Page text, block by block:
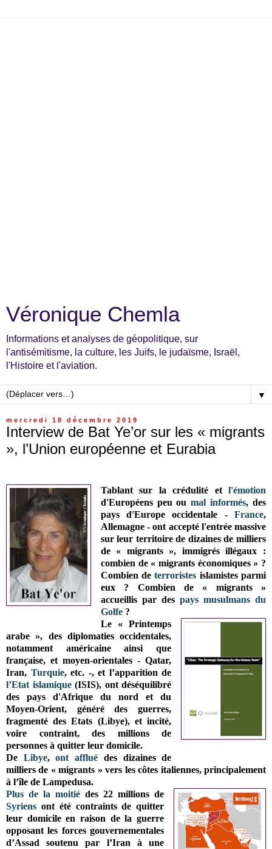
Véronique Chemla
Informations et analyses de géopolitique, sur
l'antisémitisme, la culture, les Juifs, le judaïsme, Israël,
l'Histoire et l'aviation.
▼
mercredi 18 décembre 2019
Interview de Bat Ye’or sur les « migrants
», l’Union européenne et Eurabia
Tablant sur la crédulité et l'émotion
d'Européens peu oumal informés, des
pays d'Europe occidentale - France,
Allemagne - ont accepté l'entrée massive
sur leur territoire de dizaines de milliers
de « migrants », immigrés illégaux :
combien de « migrants économiques » ?
Combien deterroristes islamistes parmi
eux ? Combien de « migrants »
accueillis par des pays musulmans du
Golfe?
Le « Printemps
arabe », des diplomaties occidentales,
notamment américaine ainsi que
française, et moyen-orientales - Qatar,
Iran, Turquie, etc. -, et l’apparition de
l’Etat islamique(ISIS), ont déséquilibré
des pays d'Afrique du nord et du
Moyen-Orient, généré des guerres,
fragmenté des Etats (Libye), et incité,
voire contraint, des millions de
personnes à quitter leur domicile.
De Libye,ont afflué des dizaines de
milliers de « migrants » vers les côtes italiennes, principalement
à l’île de Lampedusa.
Plus de la moitié des 22 millions de
Syriens ont été contraints de quitter
leur domicile en raison de la guerre
opposant les forces gouvernementales
d’Assad soutenu par l’Iran à une